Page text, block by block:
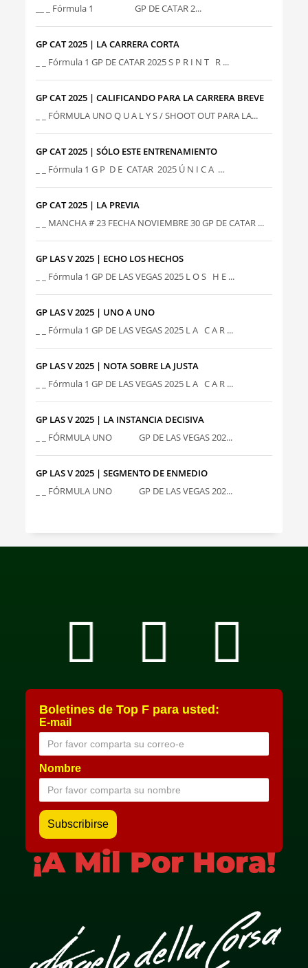
__ _ Fórmula 1 GP DE CATAR 2...
GP CAT 2025 | LA CARRERA CORTA
_ _ Fórmula 1 GP DE CATAR 2025 S P R I N T R ...
GP CAT 2025 | CALIFICANDO PARA LA CARRERA BREVE
_ _ FÓRMULA UNO Q U A L Y S / SHOOT OUT PARA LA...
GP CAT 2025 | SÓLO ESTE ENTRENAMIENTO
_ _ Fórmula 1 G P D E CATAR 2025 Ú N I C A ...
GP CAT 2025 | LA PREVIA
_ _ MANCHA # 23 FECHA NOVIEMBRE 30 GP DE CATAR ...
GP LAS V 2025 | ECHO LOS HECHOS
_ _ Fórmula 1 GP DE LAS VEGAS 2025 L O S H E ...
GP LAS V 2025 | UNO A UNO
_ _ Fórmula 1 GP DE LAS VEGAS 2025 L A C A R ...
GP LAS V 2025 | NOTA SOBRE LA JUSTA
_ _ Fórmula 1 GP DE LAS VEGAS 2025 L A C A R ...
GP LAS V 2025 | LA INSTANCIA DECISIVA
_ _ FÓRMULA UNO GP DE LAS VEGAS 202...
GP LAS V 2025 | SEGMENTO DE ENMEDIO
_ _ FÓRMULA UNO GP DE LAS VEGAS 202...
Boletines de Top F para usted:
E-mail
Nombre
¡A Mil Por Hora!